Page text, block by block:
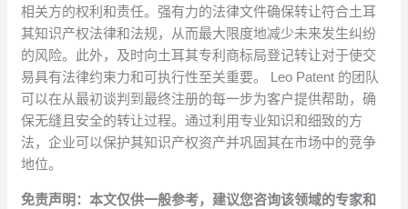
相关方的权利和责任。强有力的法律文件确保转让符合土耳
其知识产权法律和法规，从而最大限度地减少未来发生纠纷
的风险。此外，及时向土耳其专利商标局登记转让对于使交
易具有法律约束力和可执行性至关重要。 Leo Patent 的团队
可以在从最初谈判到最终注册的每一步为客户提供帮助，确
保无缝且安全的转让过程。通过利用专业知识和细致的方
法，企业可以保护其知识产权资产并巩固其在市场中的竞争
地位。
免责声明：本文仅供一般参考，建议您咨询该领域的专家和